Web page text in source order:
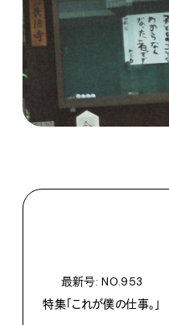
最新号: NO.953
特集「これが僕の仕事。」